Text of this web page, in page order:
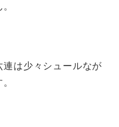
は少々シュールなが